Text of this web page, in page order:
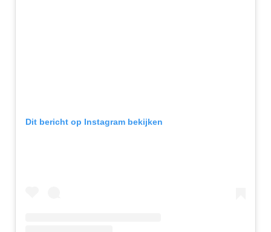
Dit bericht op Instagram bekijken